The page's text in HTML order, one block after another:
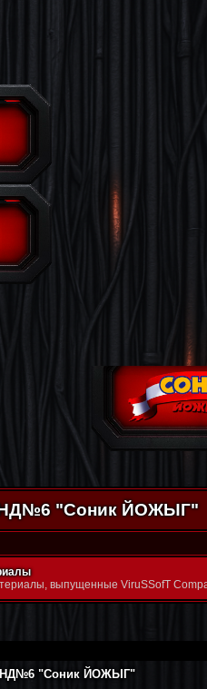
"Соник ЙОЖЫГ"
выпущенные ViruSSofT
"Соник ЙОЖЫГ"